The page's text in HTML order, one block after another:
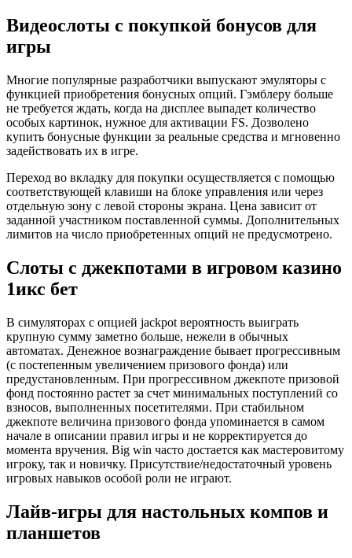
Видеослоты с покупкой бонусов для
игры
Многие популярные разработчики выпускают эмуляторы с
функцией приобретения бонусных опций. Гэмблеру больше
не требуется ждать, когда на дисплее выпадет количество
особых картинок, нужное для активации FS. Дозволено
купить бонусные функции за реальные средства и мгновенно
задействовать их в игре.
Переход во вкладку для покупки осуществляется с помощью
соответствующей клавиши на блоке управления или через
отдельную зону с левой стороны экрана. Цена зависит от
заданной участником поставленной суммы. Дополнительных
лимитов на число приобретенных опций не предусмотрено.
Слоты с джекпотами в игровом казино
1икс бет
В симуляторах с опцией jackpot вероятность выиграть
крупную сумму заметно больше, нежели в обычных
автоматах. Денежное вознаграждение бывает прогрессивным
(с постепенным увеличением призового фонда) или
предустановленным. При прогрессивном джекпоте призовой
фонд постоянно растет за счет минимальных поступлений со
взносов, выполненных посетителями. При стабильном
джекпоте величина призового фонда упоминается в самом
начале в описании правил игры и не корректируется до
момента вручения. Big win часто достается как мастеровитому
игроку, так и новичку. Присутствие/недостаточный уровень
игровых навыков особой роли не играют.
Лайв-игры для настольных компов и
планшетов